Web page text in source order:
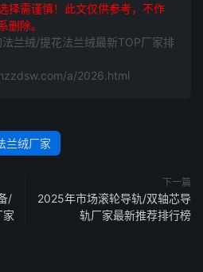
择需谨慎！此文仅供参考，不作
删除。
兰绒/提花法兰绒最新TOP厂家排
a/2026.html
兰绒厂家
/
家
下一篇
2025年市场滚轮导轨/双轴芯导
轨厂家最新推荐排行榜